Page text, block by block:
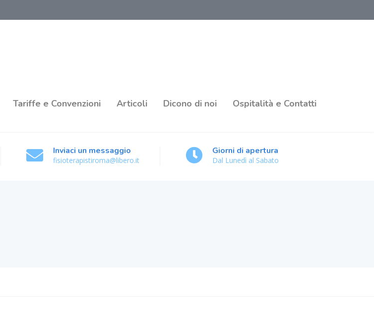
Tariffe e Convenzioni Articoli Dicono di noi Ospitalità e Contatti
Inviaci un messaggio
fisioterapistiroma@libero.it
Giorni di apertura
Dal Lunedì al Sabato